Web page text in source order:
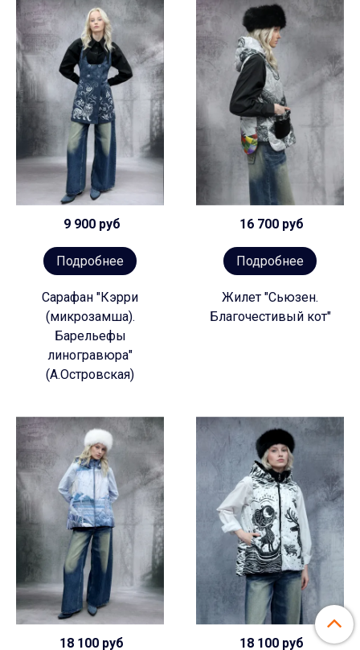
9 900 руб
Подробнее
Сарафан "Кэрри
(микрозамша).
Барельефы
линогравюра"
(А.Островская)
16 700 руб
Подробнее
Жилет "Сьюзен.
Благочестивый кот"
18 100 руб 18 100 руб